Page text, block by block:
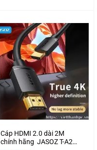
830.000₫.
Cáp HDMI 2.0 dài 2M
chính hãng JASOZ T-A281